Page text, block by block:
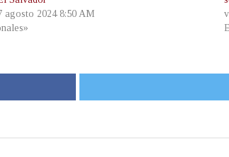
agosto 2024 8:50 AM